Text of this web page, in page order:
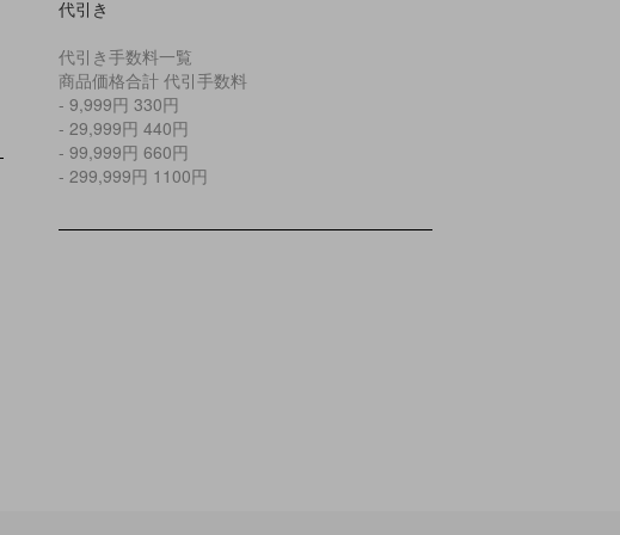
代引き
代引き手数料一覧
商品価格合計 代引手数料
- 9,999円 330円
- 29,999円 440円
- 99,999円 660円
- 299,999円 1100円